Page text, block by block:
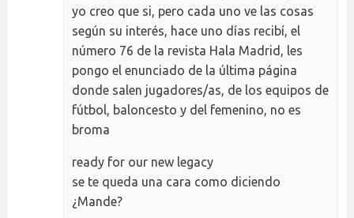
yo creo que si, pero cada uno ve las cosas
según su interés, hace uno días recibí, el
número 76 de la revista Hala Madrid, les
pongo el enunciado de la última página
donde salen jugadores/as, de los equipos de
fútbol, baloncesto y del femenino, no es
broma
ready for our new legacy
se te queda una cara como diciendo
¿Mande?